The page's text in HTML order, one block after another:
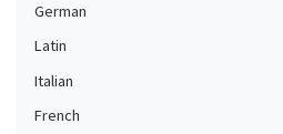
German
Latin
Italian
French